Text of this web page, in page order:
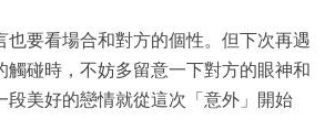
也要看場合和對方的個性。但下次再遇
觸碰時，不妨多留意一下對方的眼神和
段美好的戀情就從這次「意外」開始